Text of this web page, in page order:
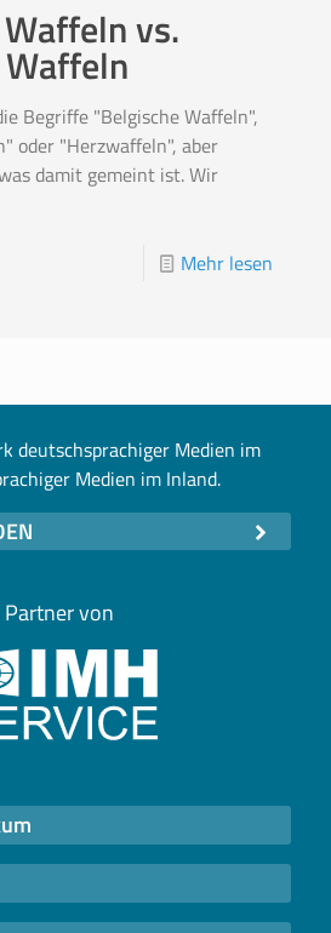
vs.
Begriffe "Belgische Waffeln",
oder "Herzwaffeln", aber
damit gemeint ist. Wir
Mehr lesen
deutschsprachiger Medien im
Medien im Inland.
Partner von